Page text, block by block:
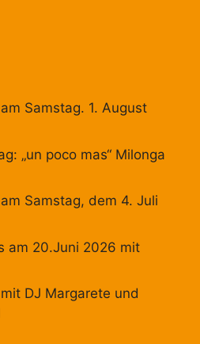
Samstag. 1. August
„un poco mas“ Milonga
Samstag, dem 4. Juli
am 20.Juni 2026 mit
DJ Margarete und